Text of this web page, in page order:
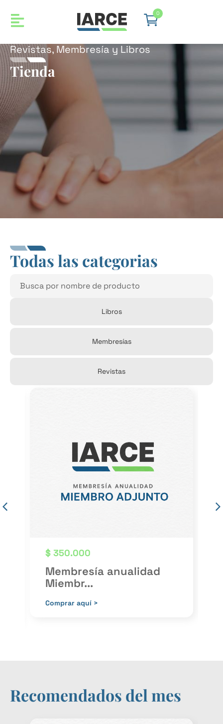
0
Revistas, Membresía y Libros
Tienda
Todas las categorias
Libros
Membresías
Revistas
$ 350.000
Membresía anualidad
Miembr...
Comprar aquí >
Recomendados del mes